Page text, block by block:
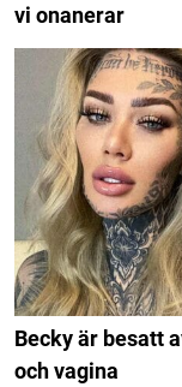
vi onanerar
Becky är besatt
och vagina